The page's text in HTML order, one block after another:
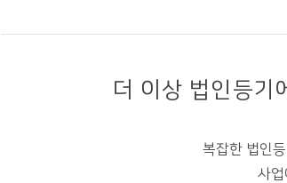
더 이상 법인등기
복잡한 법인
사